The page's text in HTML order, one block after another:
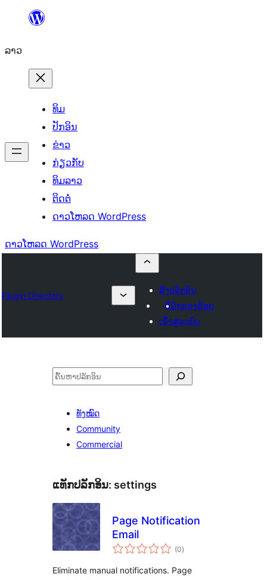
ທີ່
ເນື້ອຫາ
ລາວ
ທິມ
ປັກອິນ
ຂ່າວ
ກ່ຽວກັບ
ທິມລາວ
ຕິດຕໍ່
ດາວໂຫລດ WordPress
ດາວໂຫລດ WordPress
Plugin Directory
ສົ່ງປລັກອິນ
ທີ່ມັກຂອງຂ້ອຍ
ເຂົ້າສູ່ລະບົບ
ຄົ້ນຫາ
ທັງໝົດ
Community
Commercial
ແທັກປລັກອິນ: settings
Page Notification
Email
(0ຄະແນນ
ທັງໝົດ
)
Eliminate manual notifications. Page